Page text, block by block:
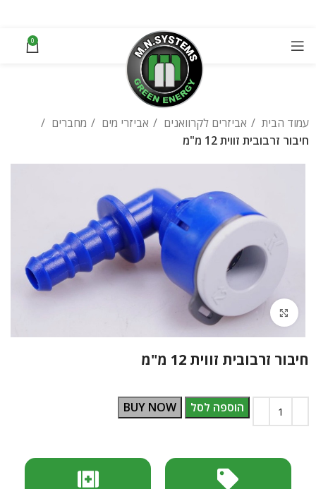
0
עמוד הבית אביזרים לקרוואנים אביזרי מים
מחברים
חיבור זרבובית זווית 12 מ"מ
Click to enlarge
חיבור זרבובית זווית 12 מ"מ
הוספה לסל BUY NOW